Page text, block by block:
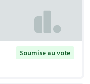
Soumise au vote